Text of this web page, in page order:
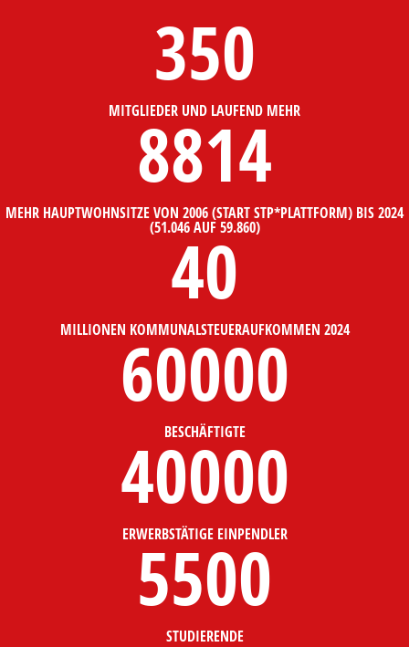
350
MITGLIEDER UND LAUFEND MEHR
8814
MEHR HAUPTWOHNSITZE VON 2006 (START STP*PLATTFORM) BIS 2024
(51.046 AUF 59.860)
40
MILLIONEN KOMMUNALSTEUERAUFKOMMEN 2024
60000
BESCHÄFTIGTE
40000
ERWERBSTÄTIGE EINPENDLER
5500
STUDIERENDE